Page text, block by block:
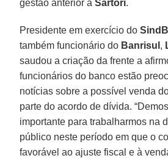
gestão anterior àSartori.
Presidente em exercício do
também funcionário do Banrisul ,
saudou a criação da frente a
funcionários do banco estão
notícias sobre a possível venda
parte do acordo de dívida.
importante para trabalharmos na
público neste período em que o
favorável ao ajuste fiscal e à